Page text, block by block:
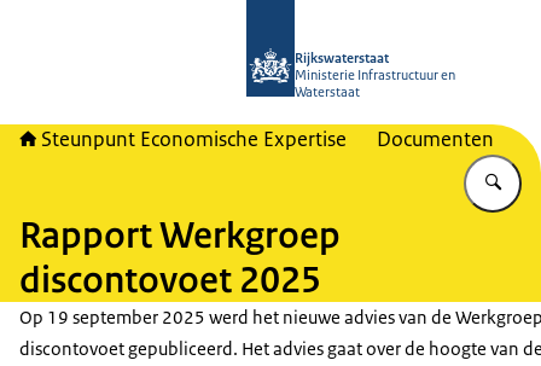
Rijkswaterstaat
Ministerie Infrastructuur en
Waterstaat
Steunpunt Economische Expertise Documenten
Rapport Werkgroep
discontovoet 2025
Op 19 september 2025 werd het nieuwe advies van de
discontovoet gepubliceerd. Het advies gaat over de hoogte van